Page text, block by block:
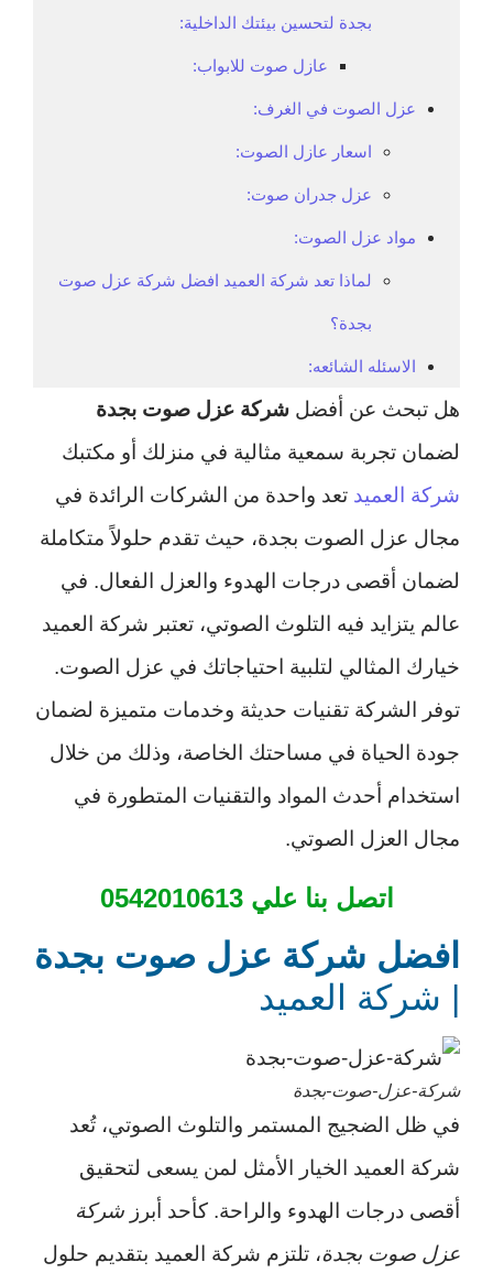
بجدة لتحسين بيئتك الداخلية:
عازل صوت للابواب:
عزل الصوت في الغرف:
اسعار عازل الصوت:
عزل جدران صوت:
مواد عزل الصوت:
لماذا تعد شركة العميد افضل شركة عزل صوت
بجدة؟
الاسئله الشائعه:
هل تبحث عن أفضل شركة عزل صوت بجدة
لضمان تجربة سمعية مثالية في منزلك أو مكتبك
شركة العميد تعد واحدة من الشركات الرائدة في
مجال عزل الصوت بجدة، حيث تقدم حلولاً متكاملة
لضمان أقصى درجات الهدوء والعزل الفعال. في
عالم يتزايد فيه التلوث الصوتي، تعتبر شركة العميد
خيارك المثالي لتلبية احتياجاتك في عزل الصوت.
توفر الشركة تقنيات حديثة وخدمات متميزة لضمان
جودة الحياة في مساحتك الخاصة، وذلك من خلال
استخدام أحدث المواد والتقنيات المتطورة في
مجال العزل الصوتي.
اتصل بنا علي 0542010613
افضل شركة عزل صوت بجدة
| شركة العميد
شركة-عزل-صوت-بجدة
في ظل الضجيج المستمر والتلوث الصوتي، تُعد
شركة العميد الخيار الأمثل لمن يسعى لتحقيق
أقصى درجات الهدوء والراحة. كأحد أبرز شركة
عزل صوت بجدة، تلتزم شركة العميد بتقديم حلول